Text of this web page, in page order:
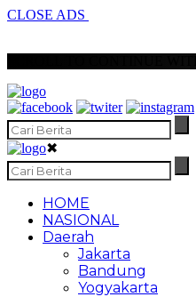
CLOSE ADS
✖
HOME
NASIONAL
Daerah
Jakarta
Bandung
Yogyakarta